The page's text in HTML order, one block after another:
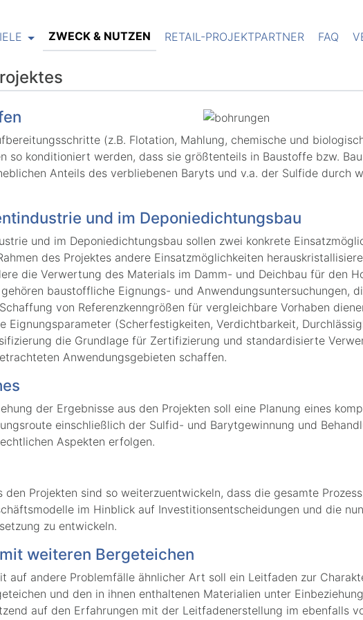
ZWECK & NUTZEN RETAIL-PROJEKTPARTNER FAQ
(z.B. Flotation, Mahlung, chemische und
so konditioniert werden, dass sie größtenteils in Baustoffe bzw.
Anteils des verbliebenen Baryts und v.a. der Sulfide durch
und im Deponiedichtungsbau
und im Deponiedichtungsbau sollen zwei konkrete
des Projektes andere Einsatzmöglichkeiten
die Verwertung des Materials im Damm- und Deichbau für den
baustoffliche Eignungs- und Anwendungsuntersuchungen,
von Referenzkenngrößen für vergleichbare Vorhaben
Eignungsparameter (Scherfestigkeiten, Verdichtbarkeit,
die Grundlage für Zertifizierung und standardisierte
Anwendungsgebieten schaffen.
der Ergebnisse aus den Projekten soll eine Planung eines
einschließlich der Sulfid- und Barytgewinnung und
Aspekten erfolgen.
den Projekten sind so weiterzuentwickeln, dass die gesamte
im Hinblick auf Investitionsentscheidungen und die
zu entwickeln.
weiteren Bergeteichen
auf andere Problemfälle ähnlicher Art soll ein Leitfaden zur
und den in ihnen enthaltenen Materialien unter
auf den Erfahrungen mit der Leitfadenerstellung im ebenfalls